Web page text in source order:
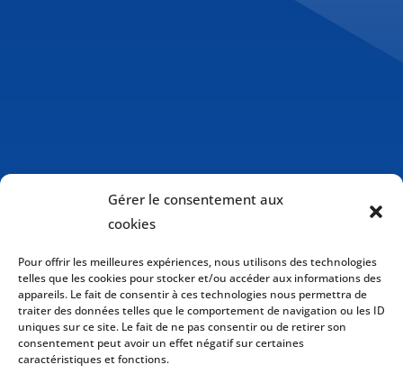
Gérer le consentement aux
cookies
Pour offrir les meilleures expériences, nous utilisons des technologies
telles que les cookies pour stocker et/ou accéder aux informations des
appareils. Le fait de consentir à ces technologies nous permettra de
traiter des données telles que le comportement de navigation ou les ID
uniques sur ce site. Le fait de ne pas consentir ou de retirer son
consentement peut avoir un effet négatif sur certaines
caractéristiques et fonctions.